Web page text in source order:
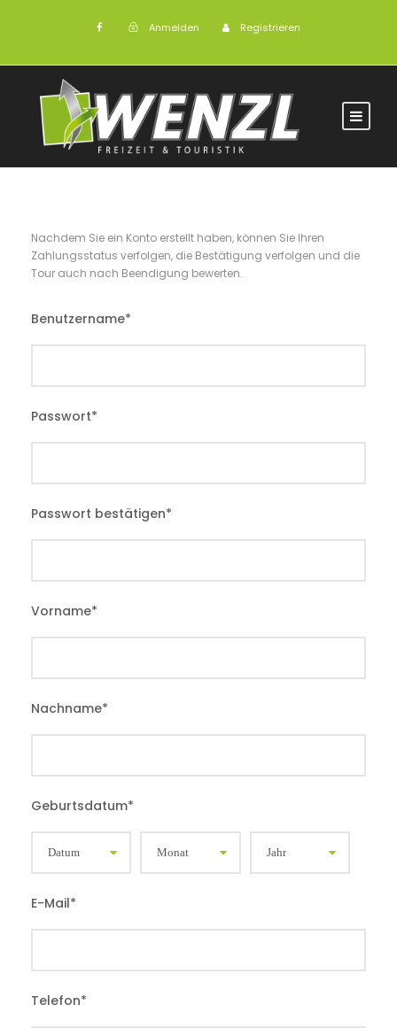
Anmelden Registrieren
Nachdem Sie ein Konto erstellt haben, können Sie Ihren
Zahlungsstatus verfolgen, die Bestätigung verfolgen und die
Tour auch nach Beendigung bewerten.
Benutzername*
Passwort*
Passwort bestätigen*
Vorname*
Nachname*
Geburtsdatum*
E-Mail*
Telefon*